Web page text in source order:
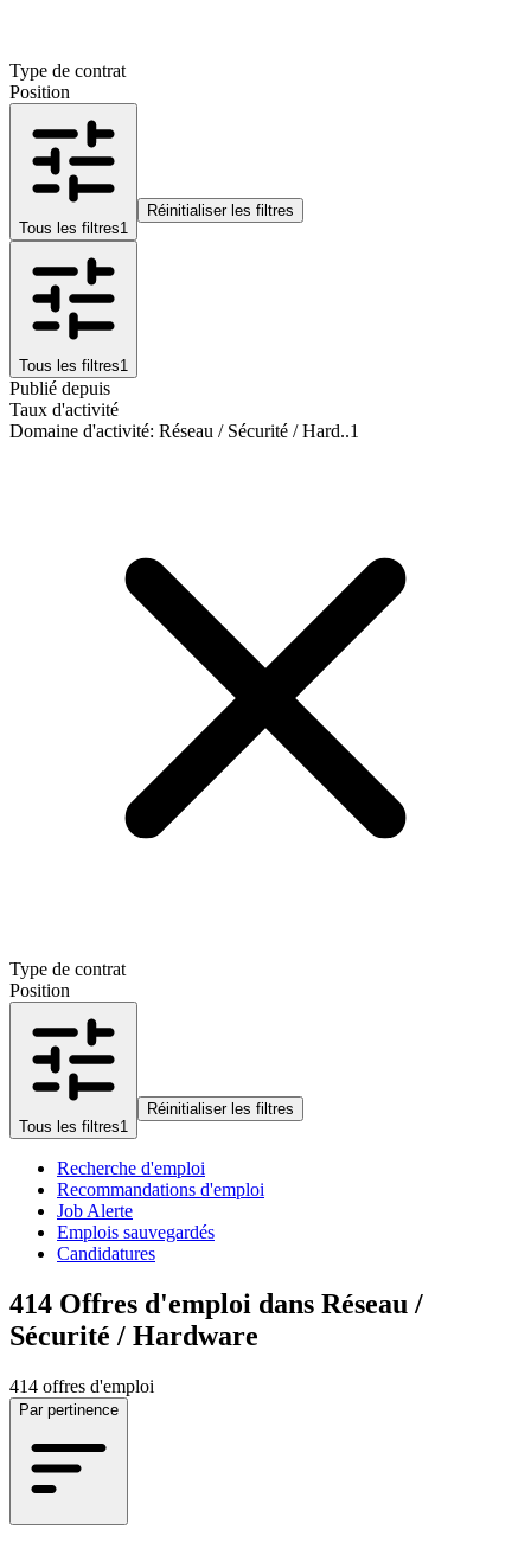
Type de contrat
Position
Tous les filtres1
Réinitialiser les filtres
Tous les filtres1
Publié depuis
Taux d'activité
Domaine d'activité: Réseau / Sécurité / Hard..1
Type de contrat
Position
Tous les filtres1
Réinitialiser les filtres
Recherche d'emploi
Recommandations d'emploi
Job Alerte
Emplois sauvegardés
Candidatures
414 Offres d'emploi dans Réseau /
Sécurité / Hardware
414 offres d'emploi
Par pertinence